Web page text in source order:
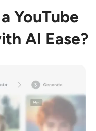
YouTube
AI Ease?